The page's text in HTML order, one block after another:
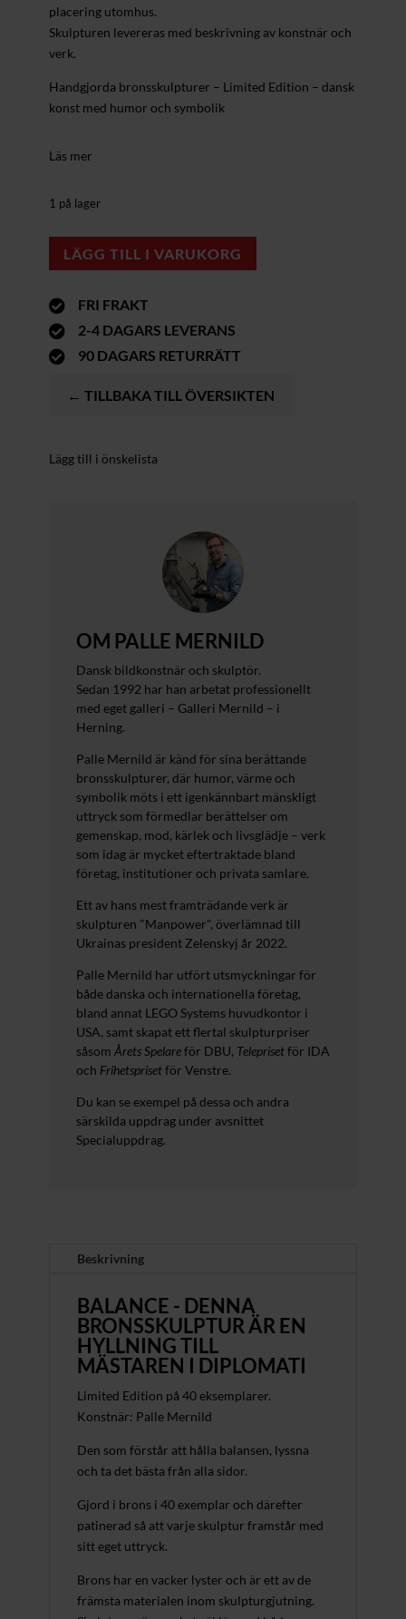
placering utomhus.
Skulpturen levereras med beskrivning av konstnär och
verk.
Handgjorda bronsskulpturer – Limited Edition – dansk
konst med humor och symbolik
Läs mer
1 på lager
LÄGG TILL I VARUKORG
 FRI FRAKT
 2-4 DAGARS LEVERANS
 90 DAGARS RETURRÄTT
← TILLBAKA TILL ÖVERSIKTEN
Lägg till i önskelista
OM PALLE MERNILD
Dansk bildkonstnär och skulptör.
Sedan 1992 har han arbetat professionellt
med eget galleri – Galleri Mernild – i
Herning.
Palle Mernild är känd för sina berättande
bronsskulpturer, där humor, värme och
symbolik möts i ett igenkännbart mänskligt
uttryck som förmedlar berättelser om
gemenskap, mod, kärlek och livsglädje – verk
som idag är mycket eftertraktade bland
företag, institutioner och privata samlare.
Ett av hans mest framträdande verk är
skulpturen "Manpower", överlämnad till
Ukrainas president Zelenskyj år 2022.
Palle Mernild har utfört utsmyckningar för
både danska och internationella företag,
bland annat LEGO Systems huvudkontor i
USA, samt skapat ett flertal skulpturpriser
såsom Årets Spelareför DBU, Teleprisetför IDA
och Frihetsprisetför Venstre.
Du kan se exempel på dessa och andra
särskilda uppdrag under avsnittet
Specialuppdrag.
Beskrivning
BALANCE - DENNA
BRONSSKULPTUR ÄR EN
HYLLNING TILL
MÄSTAREN I DIPLOMATI
Limited Edition på 40 eksemplarer.
Konstnär: Palle Mernild
Den som förstår att hålla balansen, lyssna
och ta det bästa från alla sidor.
Gjord i brons i 40 exemplar och därefter
patinerad så att varje skulptur framstår med
sitt eget uttryck.
Brons har en vacker lyster och är ett av de
främsta materialen inom skulpturgjutning.